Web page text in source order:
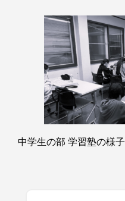
中学生の部 学習塾の様子